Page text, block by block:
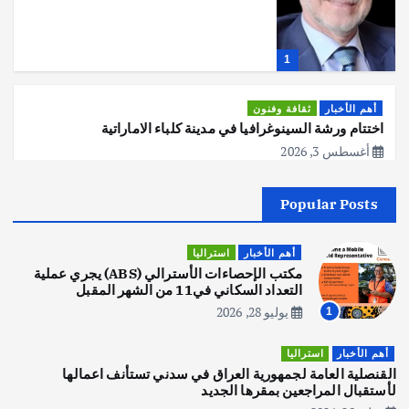
ل
ق
ا
ا
1
أهم الأخبار ثقافة وفنون
اختتام ورشة السينوغرافيا في مدينة كلباء الاماراتية
أغسطس 3, 2026
2
اصبح بطلاً لأستراليا بلعبة كمال الاجسام
يوليو 30, 2026
3
يوليو 30, 2026
Popular Posts
1
أهم الأخبار استراليا
مكتب الإحصاءات الأسترالي (ABS) يجري عملية
التعداد السكاني في11 من الشهر المقبل
يوليو 28, 2026
أهم الأخبار استراليا
القنصلية العامة لجمهورية العراق في سدني تستأنف اعمالها
لأستقبال المراجعين بمقرها الجديد